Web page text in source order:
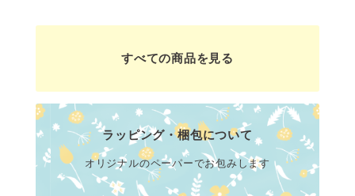
すべての商品を見る
ラッピング・梱包について
オリジナルのペーパーでお包みします